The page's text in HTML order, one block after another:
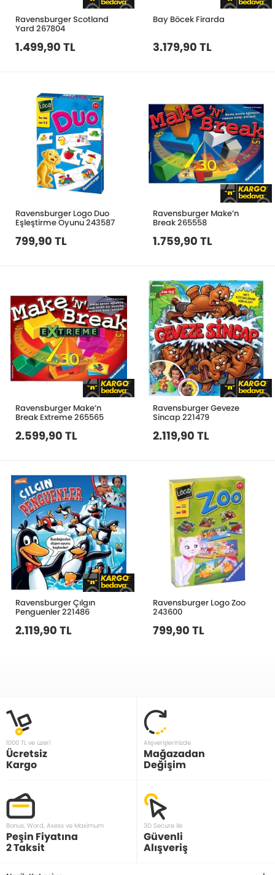
Ravensburger Scotland
Yard 267804
1.499,90 TL
Bay Böcek Firarda
3.179,90 TL
Ravensburger Logo Duo
Eşleştirme Oyunu 243587
799,90 TL
Ravensburger Make’n
Break 265558
1.759,90 TL
Ravensburger Make’n
Break Extreme 265565
2.599,90 TL
Ravensburger Geveze
Sincap 221479
2.119,90 TL
Ravensburger Çılgın
Penguenler 221486
2.119,90 TL
Ravensburger Logo Zoo
243600
799,90 TL
1000 TL ve üzeri
Ücretsiz
Kargo
Alışverişlerinizde
Mağazadan
Değişim
Bonus, Word, Axess ve Maximum
Peşin Fiyatına
2 Taksit
3D Secure ile
Güvenli
Alışveriş